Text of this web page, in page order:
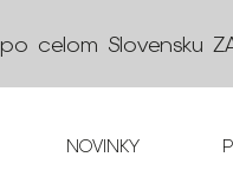
po celom Slovensku
NOVINKY